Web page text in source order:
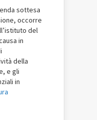
sottesa
occorre
’istituto del
in
della
e gli
in